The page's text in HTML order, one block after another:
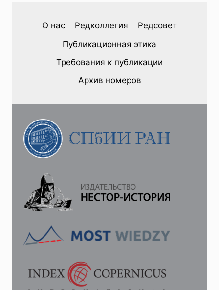
С.
РЕВОЛЮЦИОННЫЙ
КРИЗИС
Г.
В
ПРИБАЛТИЙСКИХ
О нас Редколлегия
Редсовет
Публикационная этика
Требования к публикации
Архив номеров